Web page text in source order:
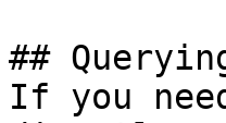
##
If you